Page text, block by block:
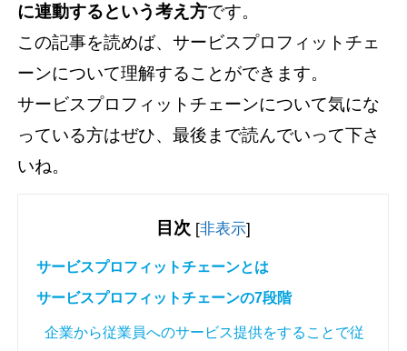
に連動するという考え方です。
この記事を読めば、サービスプロフィットチェ
ーンについて理解することができます。
サービスプロフィットチェーンについて気にな
っている方はぜひ、最後まで読んでいって下さ
いね。
目次 [非表示]
サービスプロフィットチェーンとは
サービスプロフィットチェーンの7段階
企業から従業員へのサービス提供をすることで従